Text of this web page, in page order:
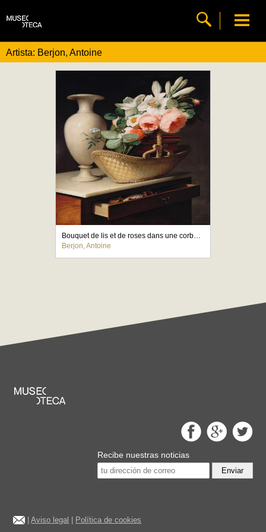
Artista: Berjon, Antoine
Bouquet de lis et de roses dans une corbeille pos?e sur une chiffonni?re
Berjon, Antoine
Recibe nuestras noticias
Enviar
|Aviso legal Política de cookies